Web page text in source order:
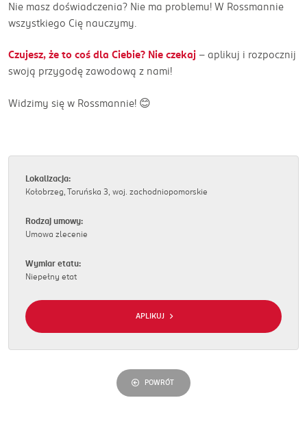
Nie masz doświadczenia? Nie ma problemu! W Rossmannie
wszystkiego Cię nauczymy.
Czujesz, że to coś dla Ciebie? Nie czekaj – aplikuj i rozpocznij
swoją przygodę zawodową z nami!
Widzimy się w Rossmannie! 😊
Lokalizacja:
Kołobrzeg, Toruńska 3, woj. zachodniopomorskie
Rodzaj umowy:
Umowa zlecenie
Wymiar etatu:
Niepełny etat
APLIKUJ
POWRÓT